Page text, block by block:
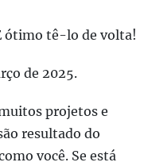
ótimo tê-lo de volta!
de 2025.
projetos e
resultado do
você. Se está